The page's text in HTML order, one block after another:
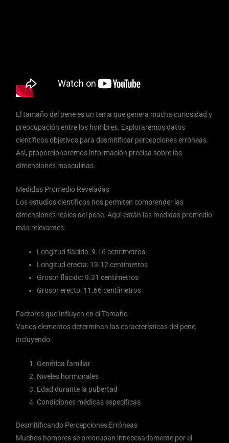
El tamaño del pene es un tema que genera mucha curiosidad y
preocupación entre los hombres. Exploraremos datos
científicos objetivos para desmitificar percepciones erróneas.
Así, proporcionaremos información precisa sobre las
dimensiones masculinas.
Medidas Promedio Reveladas
Los estudios científicos nos permiten comprender las
dimensiones reales del pene. Aquí están las medidas promedio
más relevantes:
Longitud flácida: 9.16 centímetros
Longitud erecta: 13.12 centímetros
Grosor flácido: 9.31 centímetros
Grosor erecto: 11.66 centímetros
Factores que Influyen en el Tamaño
Varios elementos determinan las características del pene,
incluyendo:
Genética familiar
Niveles hormonales
Edad durante la pubertad
Condiciones médicas específicas
Desmitificando Percepciones Erróneas
Muchos hombres se preocupan innecesariamente por el